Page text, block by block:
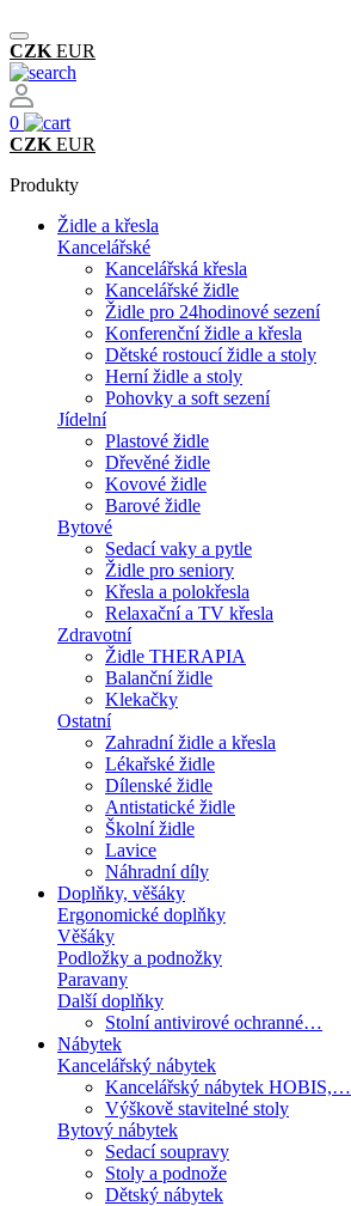
CZK EUR
0
CZK EUR
Produkty
Židle a křesla
Kancelářské
Kancelářská křesla
Kancelářské židle
Židle pro 24hodinové sezení
Konferenční židle a křesla
Dětské rostoucí židle a stoly
Herní židle a stoly
Pohovky a soft sezení
Jídelní
Plastové židle
Dřevěné židle
Kovové židle
Barové židle
Bytové
Sedací vaky a pytle
Židle pro seniory
Křesla a polokřesla
Relaxační a TV křesla
Zdravotní
Židle THERAPIA
Balanční židle
Klekačky
Ostatní
Zahradní židle a křesla
Lékařské židle
Dílenské židle
Antistatické židle
Školní židle
Lavice
Náhradní díly
Doplňky, věšáky
Ergonomické doplňky
Věšáky
Podložky a podnožky
Paravany
Další doplňky
Stolní antivirové ochranné…
Nábytek
Kancelářský nábytek
Kancelářský nábytek HOBIS,…
Výškově stavitelné stoly
Bytový nábytek
Sedací soupravy
Stoly a podnože
Dětský nábytek